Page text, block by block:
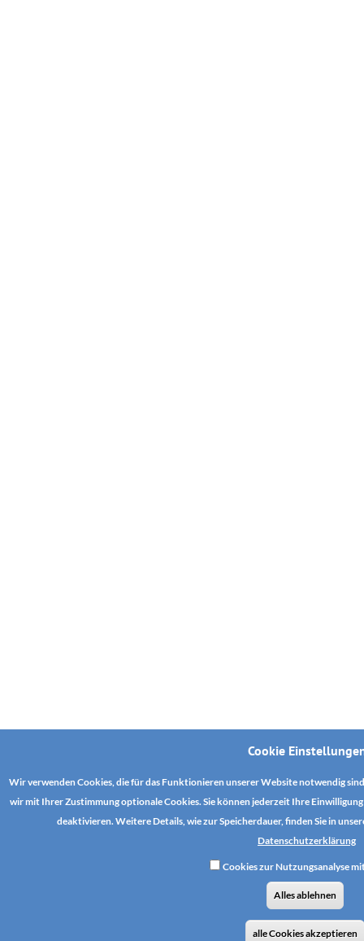
Cookie
Wir verwenden Cookies, die für das Funktionieren unserer Website notwendig
wir mit Ihrer Zustimmung optionale Cookies. Sie können jederzeit Ihre
deaktivieren. Weitere Details, wie zur Speicherdauer, finden Sie in
Datenschutzerklärung
Cookies zur Nutzungsanalyse
Alles ablehnen
alle Cookies akzeptieren